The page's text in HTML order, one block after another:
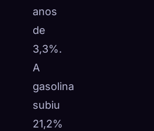
anos
de
3,3%.
A
gasolina
subiu
21,2%